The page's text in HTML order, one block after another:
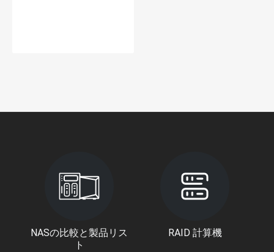
NASの比較と製品リス
ト
RAID 計算機